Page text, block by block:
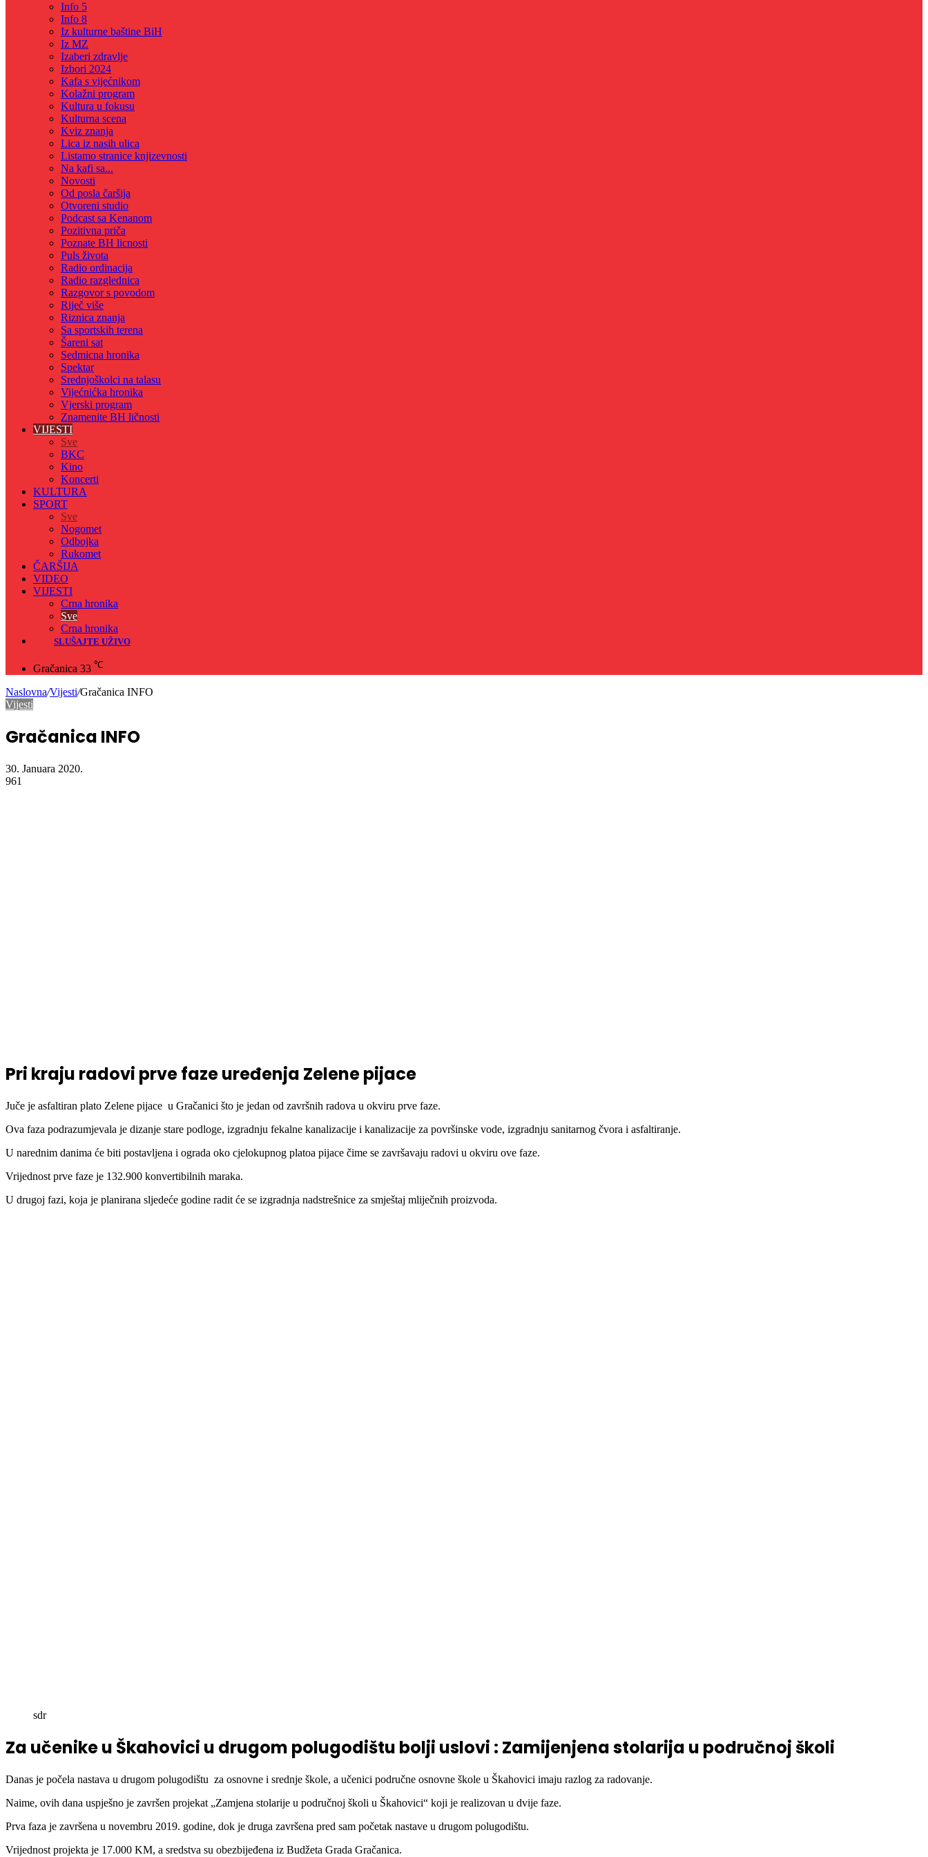
Info 5
Info 8
Iz kulturne baštine BiH
Iz MZ
Izaberi zdravlje
Izbori 2024
Kafa s vijećnikom
Kolažni program
Kultura u fokusu
Kulturna scena
Kviz znanja
Lica iz nasih ulica
Listamo stranice knjizevnosti
Na kafi sa...
Novosti
Od posla čaršija
Otvoreni studio
Podcast sa Kenanom
Pozitivna priča
Poznate BH licnosti
Puls života
Radio ordinacija
Radio razglednica
Razgovor s povodom
Riječ više
Riznica znanja
Sa sportskih terena
Šareni sat
Sedmicna hronika
Spektar
Srednjoškolci na talasu
Vijećnićka hronika
Vjerski program
Znamenite BH ličnosti
VIJESTI
Sve
BKC
Kino
Koncerti
KULTURA
SPORT
Sve
Nogomet
Odbojka
Rukomet
ČARŠIJA
VIDEO
VIJESTI
Crna hronika
Sve
Crna hronika
SLUŠAJTE UŽIVO
Gračanica 33 ℃
Naslovna/Vijesti/Gračanica INFO
Vijesti
Gračanica INFO
30. Januara 2020.
961
Pri kraju radovi prve faze uređenja Zelene pijace
Juče je asfaltiran plato Zelene pijace u Gračanici što je jedan od završnih radova u okviru prve faze.
Ova faza podrazumjevala je dizanje stare podloge, izgradnju fekalne kanalizacije i kanalizacije za površinske vode, izgradnju sanitarnog čvora i asfaltiranje.
U narednim danima će biti postavljena i ograda oko cjelokupnog platoa pijace čime se završavaju radovi u okviru ove faze.
Vrijednost prve faze je 132.900 konvertibilnih maraka.
U drugoj fazi, koja je planirana sljedeće godine radit će se izgradnja nadstrešnice za smještaj mliječnih proizvoda.
sdr
Za učenike u Škahovici u drugom polugodištu bolji uslovi : Zamijenjena stolarija u područnoj školi
Danas je počela nastava u drugom polugodištu za osnovne i srednje škole, a učenici područne osnovne škole u Škahovici imaju razlog za radovanje.
Naime, ovih dana uspješno je završen projekat „Zamjena stolarije u područnoj školi u Škahovici“ koji je realizovan u dvije faze.
Prva faza je završena u novembru 2019. godine, dok je druga završena pred sam početak nastave u drugom polugodištu.
Vrijednost projekta je 17.000 KM, a sredstva su obezbijeđena iz Budžeta Grada Gračanica.